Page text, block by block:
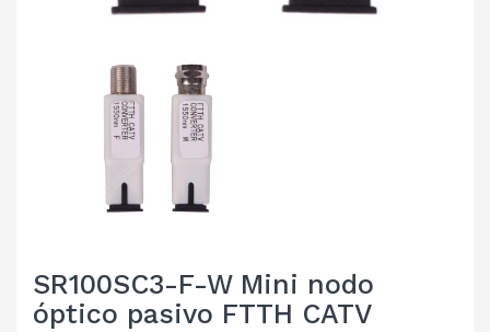
SR100SC3-F-W Mini nodo
óptico pasivo FTTH CATV